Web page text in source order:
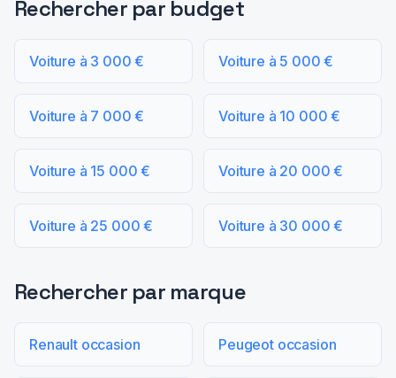
Rechercher par budget
Voiture à 3 000 € Voiture à 5 000 €
Voiture à 7 000 € Voiture à 10 000 €
Voiture à 15 000 € Voiture à 20 000 €
Voiture à 25 000 € Voiture à 30 000 €
Rechercher par marque
Renault occasion Peugeot occasion